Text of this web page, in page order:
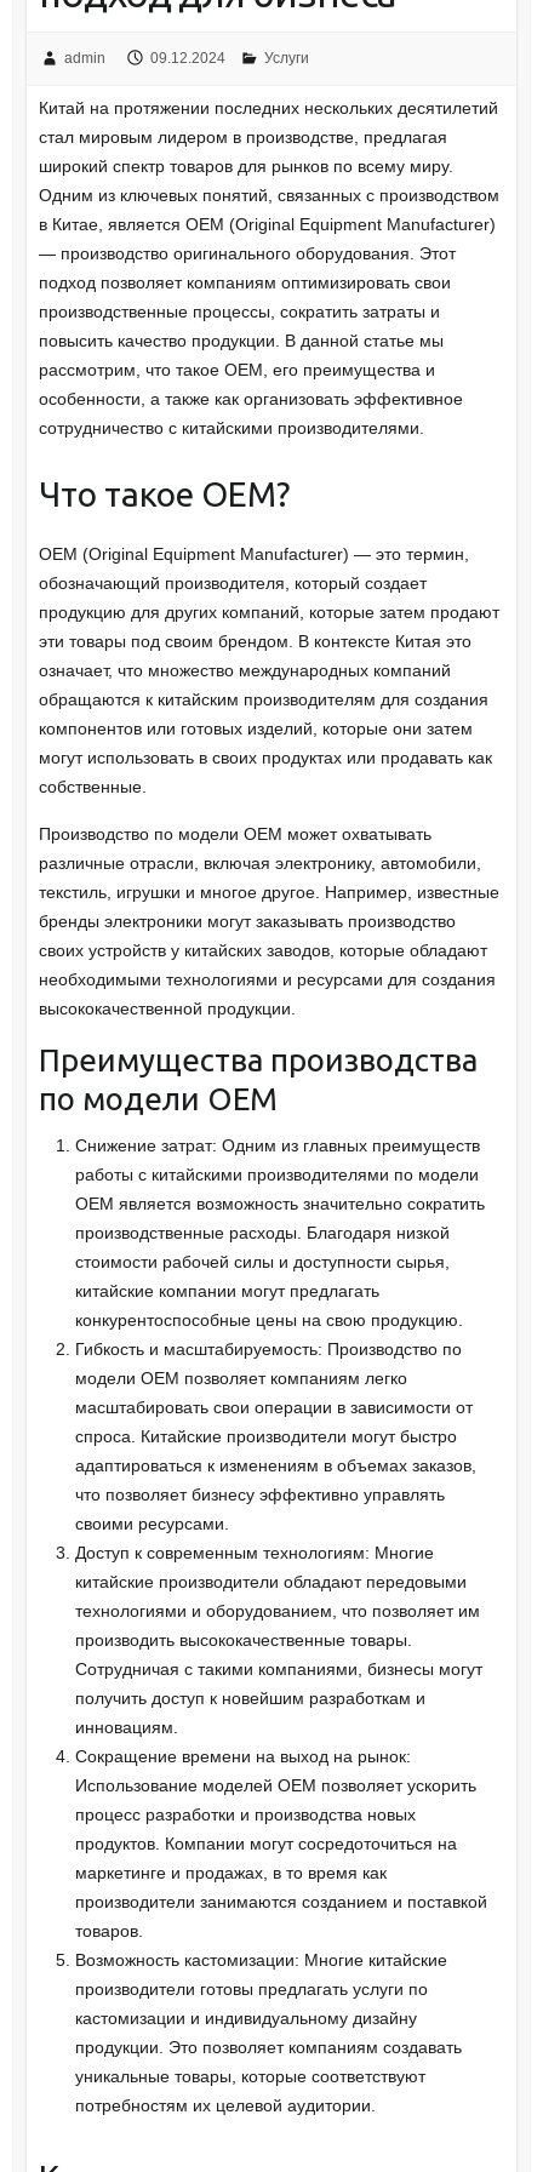
admin 09.12.2024 Услуги
Китай на протяжении последних нескольких десятилетий
стал мировым лидером в производстве, предлагая
широкий спектр товаров для рынков по всему миру.
Одним из ключевых понятий, связанных с производством
в Китае, является OEM (Original Equipment Manufacturer)
— производство оригинального оборудования. Этот
подход позволяет компаниям оптимизировать свои
производственные процессы, сократить затраты и
повысить качество продукции. В данной статье мы
рассмотрим, что такое OEM, его преимущества и
особенности, а также как организовать эффективное
сотрудничество с китайскими производителями.
Что такое OEM?
OEM (Original Equipment Manufacturer) — это термин,
обозначающий производителя, который создает
продукцию для других компаний, которые затем продают
эти товары под своим брендом. В контексте Китая это
означает, что множество международных компаний
обращаются к китайским производителям для создания
компонентов или готовых изделий, которые они затем
могут использовать в своих продуктах или продавать как
собственные.
Производство по модели OEM может охватывать
различные отрасли, включая электронику, автомобили,
текстиль, игрушки и многое другое. Например, известные
бренды электроники могут заказывать производство
своих устройств у китайских заводов, которые обладают
необходимыми технологиями и ресурсами для создания
высококачественной продукции.
Преимущества производства
по модели OEM
Снижение затрат: Одним из главных преимуществ
работы с китайскими производителями по модели
OEM является возможность значительно сократить
производственные расходы. Благодаря низкой
стоимости рабочей силы и доступности сырья,
китайские компании могут предлагать
конкурентоспособные цены на свою продукцию.
Гибкость и масштабируемость: Производство по
модели OEM позволяет компаниям легко
масштабировать свои операции в зависимости от
спроса. Китайские производители могут быстро
адаптироваться к изменениям в объемах заказов,
что позволяет бизнесу эффективно управлять
своими ресурсами.
Доступ к современным технологиям: Многие
китайские производители обладают передовыми
технологиями и оборудованием, что позволяет им
производить высококачественные товары.
Сотрудничая с такими компаниями, бизнесы могут
получить доступ к новейшим разработкам и
инновациям.
Сокращение времени на выход на рынок:
Использование моделей OEM позволяет ускорить
процесс разработки и производства новых
продуктов. Компании могут сосредоточиться на
маркетинге и продажах, в то время как
производители занимаются созданием и поставкой
товаров.
Возможность кастомизации: Многие китайские
производители готовы предлагать услуги по
кастомизации и индивидуальному дизайну
продукции. Это позволяет компаниям создавать
уникальные товары, которые соответствуют
потребностям их целевой аудитории.